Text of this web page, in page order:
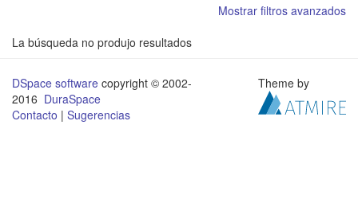
Mostrar filtros avanzados
La búsqueda no produjo resultados
DSpace software copyright © 2002-
2016 DuraSpace
Contacto | Sugerencias
Theme by